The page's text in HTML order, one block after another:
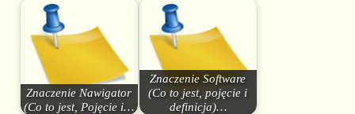
Znaczenie Nawigator
(Co to jest, Pojęcie i…
Znaczenie Software
(Co to jest, pojęcie i
definicja)…